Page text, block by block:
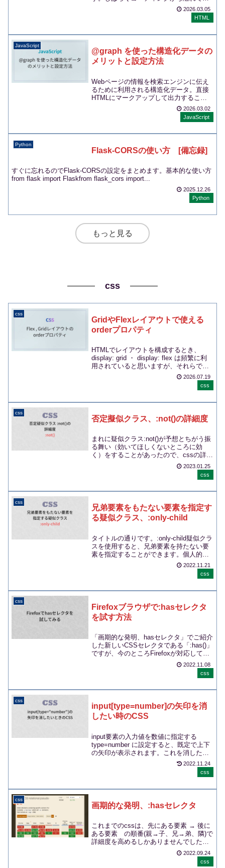
ましたが、HTMLもどんどん進化し...
2026.03.05
HTML
JavaScript
@graph を使った構造化データの
メリットと設定方法
Webページの情報を検索エンジンに伝え
るために利用される構造化データ。直接
HTMLにマークアップして出力すること
2026.03.02
JavaScript
Python
Flask-CORSの使い方 [備忘録]
すぐに忘れるのでFlask-CORSの設定をまとめます。基本的な使い方
from flask import Flaskfrom flask_cors import...
2025.12.26
Python
もっと見る
css
css
GridやFlexレイアウトで使える
orderプロパティ
HTMLでレイアウトを構成するとき、
display: grid ・ display: flex は頻繁に利
用されていると思いますが、それらで利
2026.07.19
css
css
否定擬似クラス、:not()の詳細度
まれに疑似クラス:not()が予想とちがう振
る舞い（効いてほしくないところに効
く）をすることがあったので、cssの詳細
度についてきちんと調べ直しました。素
2023.01.25
css
css
兄弟要素をもたない要素を指定す
る疑似クラス、:only-child
タイトルの通りです。:only-child疑似クラ
スを使用すると、兄弟要素を持たない要
素を指定することができます。個人的に
はリスト（ul, ol, dl）のレイ...
2022.11.21
css
css
Firefoxブラウザで:hasセレクタ
を試す方法
「画期的な発明、hasセレクタ」でご紹介
した新しいCSSセレクタである「:has()」
ですが、今のところFirefoxが対応してい
ません。その為、実際のサイト制...2022.11.08
css
css
input[type=number]の矢印を消
したい時のCSS
input要素の入力値を数値に指定する
type=number に設定すると、既定で上下
の矢印が表示されます。これを消したい
ときに設定するCSSをメモ。chro...2022.11.24
css
css
画期的な発明、:hasセレクタ
これまでのcssは、先にある要素 → 後に
ある要素 の順番(親→子、兄→弟、隣)で
詳細度を高めるしかありませんでした。
それを逆向きに指定できるようになった
2022.09.24
css